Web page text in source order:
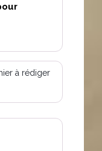
à rédiger